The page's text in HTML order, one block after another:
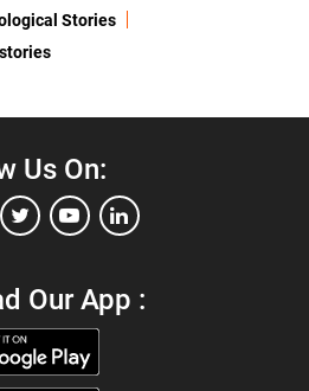
Stories
stories
Us On:
Our App :